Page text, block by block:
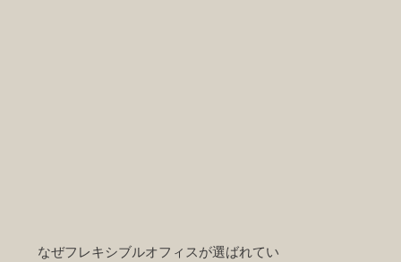
なぜフレキシブルオフィスが選ばれてい